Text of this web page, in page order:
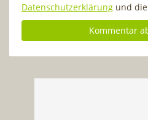
Datenschutzerklärung und die